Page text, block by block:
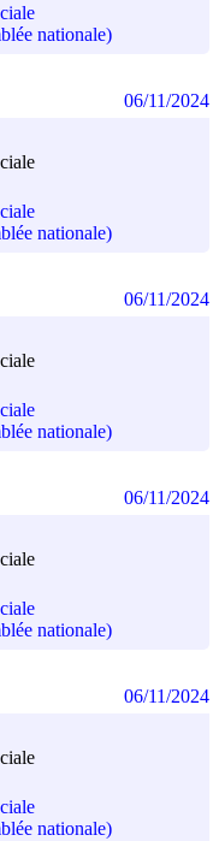
nationale)
nationale)
06/11/2024
nationale)
06/11/2024
nationale)
06/11/2024
nationale)
06/11/2024